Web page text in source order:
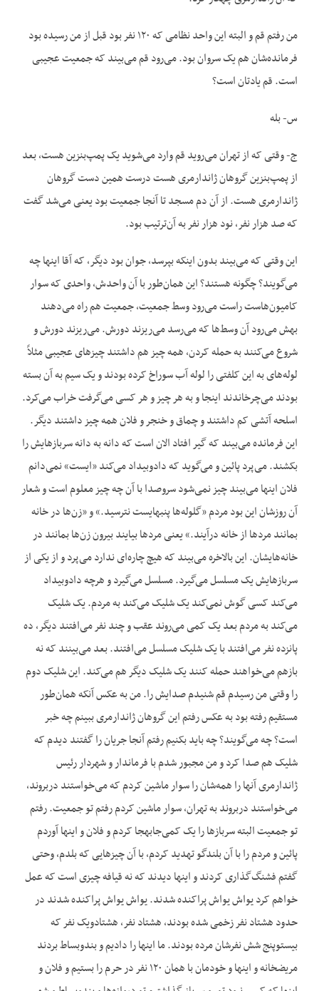
من رفتم قم و البته این واحد نظامی ‌که ۱۲۰ نفر بود قبل از من رسیده بود
فرمانده‌شان هم یک سروان بود. می‌رود قم می‌بیند که جمعیت عجیبی
است. قم یادتان است؟
س- بله
ج- وقتی که از تهران می‌روید قم وارد می‌شوید یک پمپ‌بنزین هست، بعد
از پمپ‌بنزین گروهان ژاندارمری هست درست همین دست گروهان
ژاندارمری هست. از آن دم مسجد تا آنجا جمعیت بود یعنی می‌شد گفت
که صد هزار نفر، نود هزار نفر به آن‌ترتیب بود.
این وقتی که می‌بیند بدون اینکه بپرسد، جوان بود دیگر، که آقا این‏ها چه
می‌گویند؟ چگونه هستند؟ این همان‌طور با آن واحدش، واحدی که سوار
کامیون‌هاست راست می‌رود وسط جمعیت، جمعیت هم راه می‌دهند
بهش می‌رود آن وسط‌ها که می‌رسد می‌ریزند دورش. می‌ریزند دورش و
شروع می‌کنند به حمله کردن، همه چیز هم داشتند چیزهای عجیبی مثلاً
لوله‌های به این کلفتی را لوله آب سوراخ کرده بودند و یک سیم به آن بسته
بودند می‌چرخاندند اینجا و به هر چیز و هر کسی می‌گرفت خراب می‌کرد.
اسلحه آتشی کم داشتند و چماق و خنجر و فلان همه چیز داشتند دیگر.
این فرمانده می‌بیند که گیر افتاد الان است که دانه به دانه سربازهایش را
بکشند. می‌پرد پائین و می‌گوید که دادوبیداد می‌کند «ایست» نمی‌دانم
فلان این‏ها می‌بیند چیز نمی‌شود سروصدا با آن چه چیز معلوم است و شعار
آن روزشان این بود مردم «گلوله‌ها پنبه‏ایست نترسید.» و «زن‌ها در خانه
بمانند مردها از خانه درآیند.» یعنی مردها بیایند بیرون زن‌ها بمانند در
خانه‌هایشان. این بالاخره می‌بیند که هیچ چاره‌ای ندارد می‌پرد و از یکی از
سربازهایش یک مسلسل می‌گیرد. مسلسل می‌گیرد و هرچه دادوبیداد
می‌کند کسی گوش نمی‌کند یک شلیک می‌کند به مردم. یک شلیک
می‌کند به مردم بعد یک کمی ‌می‌روند عقب و چند نفر می‌افتند دیگر، ده
پانزده نفر می‌افتند با یک شلیک مسلسل می‌افتند. بعد می‌بینند که نه
بازهم می‌خواهند حمله کنند یک شلیک دیگر هم می‌کند. این شلیک دوم
را وقتی من رسیدم قم شنیدم صدایش را. من به عکس آنکه همان‌طور
مستقیم رفته بود به عکس رفتم این گروهان ژاندارمری ببینم چه خبر
است؟ چه می‌گویند؟ چه باید بکنیم رفتم آنجا جریان را گفتند دیدم که
شلیک هم صدا کرد و من مجبور شدم با فرماندار و شهردار رئیس
ژاندارمری آنها را همه‌شان را سوار ماشین کردم که می‌خواستند دربروند،
می‌خواستند دربروند به تهران، سوار ماشین کردم رفتم تو جمعیت. رفتم
تو جمعیت البته سربازها را یک کمی‌جابه‏جا کردم و فلان و این‏ها آوردم
پائین و مردم را با آن بلندگو تهدید کردم، با آن چیزهایی که بلدم، وحتی
گفتم فشنگ‌گذاری کردند و این‏ها دیدند که نه قیافه چیزی است که عمل
خواهم کرد یواش یواش پراکنده شدند. یواش یواش پراکنده شدند در
حدود هشتاد نفر زخمی ‌شده بودند، هشتاد نفر، هشتادویک نفر که
بیست‏وپنج شش نفرشان مرده بودند. ما این‏ها را دادیم و بندوبساط بردند
مریض‏خانه و این‏ها و خودمان با همان ۱۲۰ نفر در حرم را بستیم و فلان و